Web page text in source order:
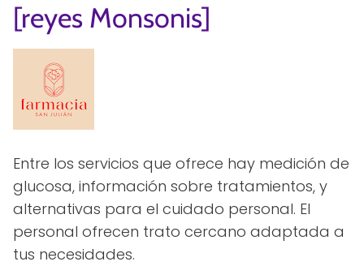
[reyes Monsonis]
Entre los servicios que ofrece hay medición de
glucosa, información sobre tratamientos, y
alternativas para el cuidado personal. El
personal ofrecen trato cercano adaptada a
tus necesidades.